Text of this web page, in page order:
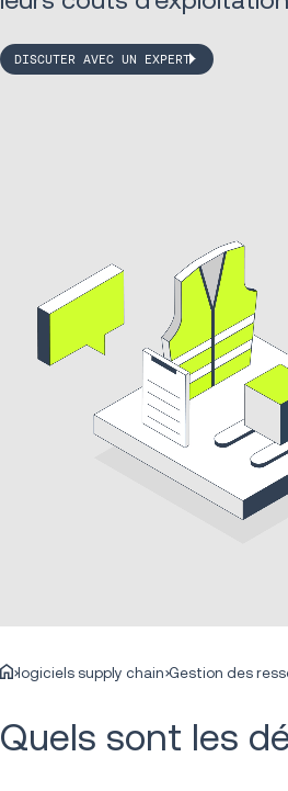
DISCUTER AVEC UN EXPERT
logiciels supply chain Gestion des
Quels sont les